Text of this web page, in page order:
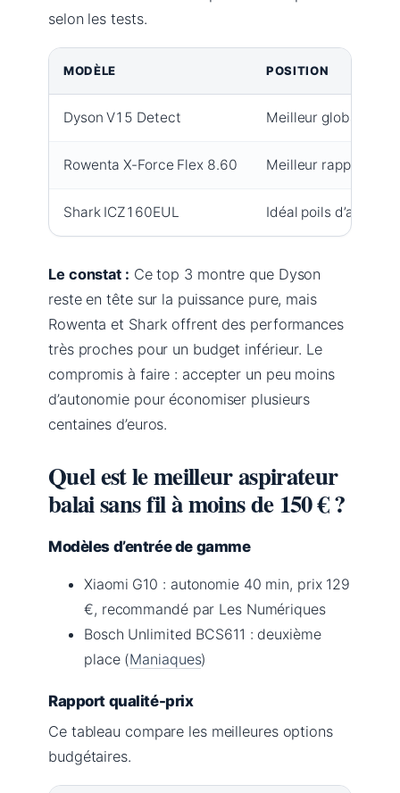
selon les tests.
MODÈLE POSITION
Dyson V15 Detect Meilleur global
Rowenta X-Force Flex 8.60 Meilleur rapport
Shark ICZ160EUL Idéal poils d’animaux
Le constat : Ce top 3 montre que Dyson
reste en tête sur la puissance pure, mais
Rowenta et Shark offrent des performances
très proches pour un budget inférieur. Le
compromis à faire : accepter un peu moins
d’autonomie pour économiser plusieurs
centaines d’euros.
Quel est le meilleur aspirateur
balai sans fil à moins de 150 € ?
Modèles d’entrée de gamme
Xiaomi G10 : autonomie 40 min, prix 129
€, recommandé par Les Numériques
Bosch Unlimited BCS611 : deuxième
place (Maniaques)
Rapport qualité-prix
Ce tableau compare les meilleures options
budgétaires.